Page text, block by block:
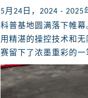
5月 24 日， 2024 - 2025
科普基地 圆满落下帷
用精湛的操控技术和
赛留下了浓墨重彩的一